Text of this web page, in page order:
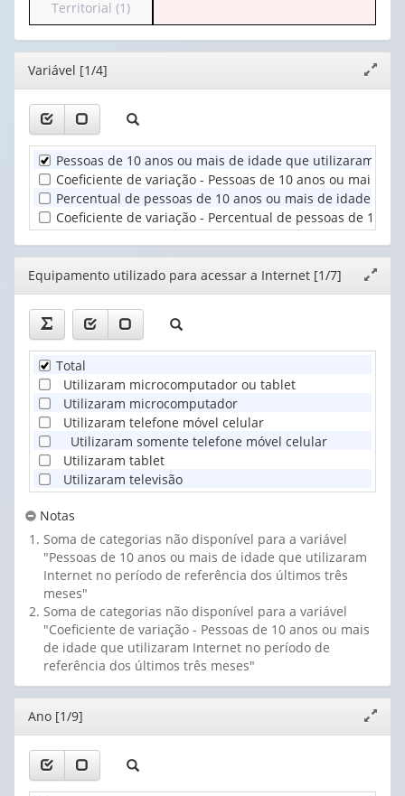
valor):
apenas
1
acessar
...
(1)
para
o
cabeçalho
(possui
apenas
valor):
Unidade
Territorial
(1)
Territorial (1)
Editor
janela
Variável [1/4]
Pessoas de 10 anos ou mais de idade que utilizaram
Coeficiente de variação - Pessoas de 10 anos ou mais
Percentual de pessoas de 10 anos ou mais de idade
Coeficiente de variação - Percentual de pessoas de 10
Editor
janela
Equipamento utilizado para acessar a Internet [1/7]
Total
Utilizaram microcomputador ou tablet
Utilizaram microcomputador
Utilizaram telefone móvel celular
Utilizaram somente telefone móvel celular
Utilizaram tablet
Utilizaram televisão
Notas
Soma de categorias não disponível para a variável
"Pessoas de 10 anos ou mais de idade que utilizaram
Internet no período de referência dos últimos três
meses"
Soma de categorias não disponível para a variável
"Coeficiente de variação - Pessoas de 10 anos ou mais
de idade que utilizaram Internet no período de
referência dos últimos três meses"
Editor
janela
Ano [1/9]